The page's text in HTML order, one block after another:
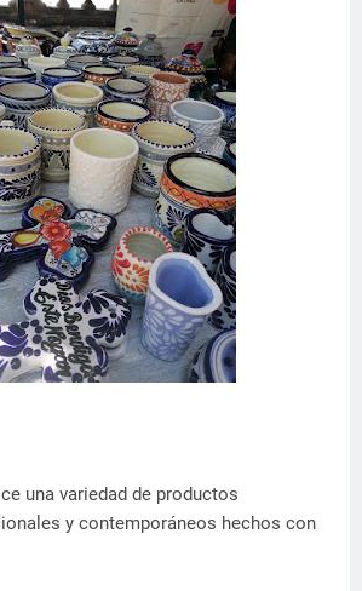
una variedad de productos
y contemporáneos hechos con